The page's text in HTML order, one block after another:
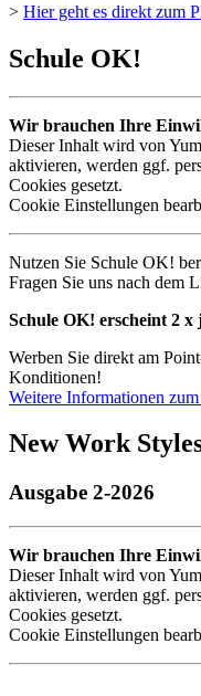
> Hier geht es direkt zum
Schule OK!
Wir brauchen Ihre
Dieser Inhalt wird von
aktivieren, werden ggf.
Cookies gesetzt.
Cookie Einstellungen
Nutzen Sie Schule OK!
Fragen Sie uns nach dem
Schule OK! erscheint 2
Werben Sie direkt am
Konditionen!
Weitere Informationen
New Work
Ausgabe 2-2026
Wir brauchen Ihre
Dieser Inhalt wird von
aktivieren, werden ggf.
Cookies gesetzt.
Cookie Einstellungen